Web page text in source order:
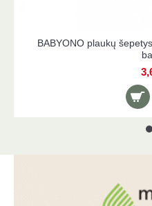
BABYONO plaukų